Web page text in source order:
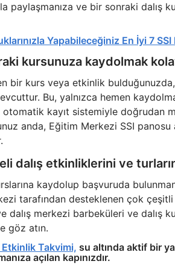
paylaşmanıza ve bir sonraki dalış
Yapabileceğiniz En İyi 7 SSI
kursunuza kaydolmak
bir kurs veya etkinlik
Bu, yalnızca hemen
kayıt sistemiyle doğrudan
anda, Eğitim Merkezi SSI panosu
dalış etkinliklerini ve
kaydolup başvuruda
tarafından desteklenen çok
dalış merkezi barbeküleri ve dalış
göz atın.
Etkinlik Takvimi, su altında aktif bir
açılan kapınızdır.